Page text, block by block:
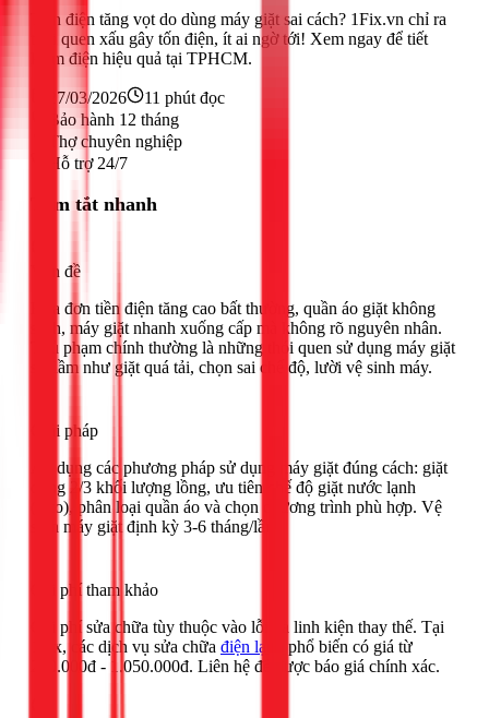
Tiền điện tăng vọt do dùng máy giặt sai cách? 1Fix.vn chỉ ra
thói quen xấu gây tốn điện, ít ai ngờ tới! Xem ngay để tiết
kiệm điện hiệu quả tại TPHCM.
27/03/2026 11 phút đọc
Bảo hành 12 tháng
Thợ chuyên nghiệp
Hỗ trợ 24/7
Tóm tắt nhanh
Vấn đề
Hóa đơn tiền điện tăng cao bất thường, quần áo giặt không
sạch, máy giặt nhanh xuống cấp mà không rõ nguyên nhân.
Thủ phạm chính thường là những thói quen sử dụng máy giặt
sai lầm như giặt quá tải, chọn sai chế độ, lười vệ sinh máy.
Giải pháp
Áp dụng các phương pháp sử dụng máy giặt đúng cách: giặt
đúng 2/3 khối lượng lồng, ưu tiên chế độ giặt nước lạnh
(Eco), phân loại quần áo và chọn chương trình phù hợp. Vệ
sinh máy giặt định kỳ 3-6 tháng/lần.
Chi phí tham khảo
Chi phí sửa chữa tùy thuộc vào lỗi và linh kiện thay thế. Tại
1Fix, các dịch vụ sửa chữa điện lạnh
phổ biến có giá từ
280.000đ - 1.050.000đ. Liên hệ để được báo giá chính xác.